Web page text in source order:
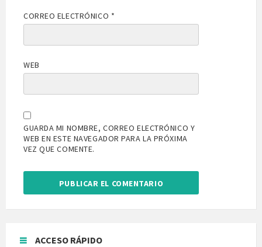
CORREO ELECTRÓNICO *
WEB
GUARDA MI NOMBRE, CORREO ELECTRÓNICO Y
WEB EN ESTE NAVEGADOR PARA LA PRÓXIMA
VEZ QUE COMENTE.
ACCESO RÁPIDO